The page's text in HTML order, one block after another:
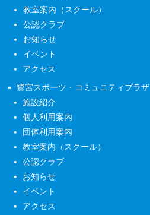
教室案内（スクール）
公認クラブ
お知らせ
イベント
アクセス
鷺宮スポーツ・コミュニティプラザ
施設紹介
個人利用案内
団体利用案内
教室案内（スクール）
公認クラブ
お知らせ
イベント
アクセス